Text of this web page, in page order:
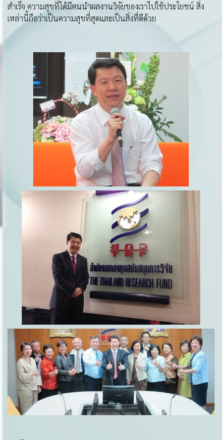
สำเร็จ ความสุขที่ได้มีคนนำผลงานวิจัยของเราไปใช้ประโยชน์ สิ่ง
เหล่านี้ถือว่าเป็นความสุขที่สุดและเป็นสิ่งที่ดีด้วย